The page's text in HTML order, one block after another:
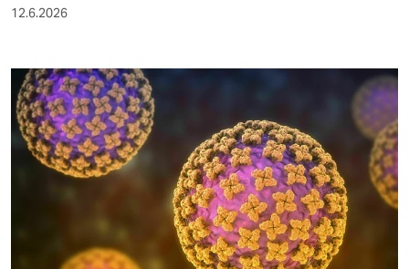
12.6.2026